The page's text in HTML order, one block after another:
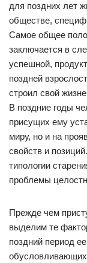
для поздних лет
обществе,
Самое общее
заключается в
успешной,
поздней
строил свой
В поздние годы
присущих ему
миру, но и на
свойств и
типологии
проблемы
Прежде чем
выделим те
поздний период
обусловливающих